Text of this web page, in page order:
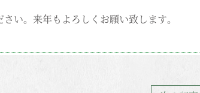
い。来年もよろしくお願い致します。